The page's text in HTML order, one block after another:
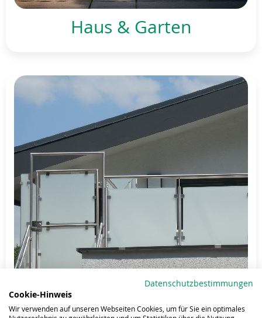
Haus & Garten
Datenschutzbestimmungen
Cookie-Hinweis
Wir verwenden auf unseren Webseiten Cookies, um für Sie ein optimales